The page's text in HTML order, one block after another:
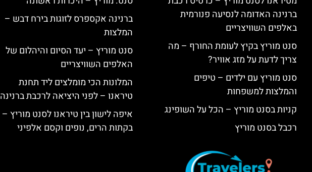
ברנינה האדומה לנסיעה פנורמית
באלפים השוויצריים
סנט מוריץ בקיץ לעומת החורף – מה
צריך לדעת על מזג אוויר?
סנט מוריץ עם ילדים – טיפים
והמלצות למשפחות
קניות בסנט מוריץ – הכל על השופינג
רכבל בסנט מוריץ
ברנינה אקספרס לזוגות בירח דבש –
המלצות
סנט מוריץ – יעד הסיום והיהלום של
האלפים השוויצריים
המלונות הכי מומלצים ליד תחנת
טיראנו – לפני היציאה לרכבת ברנינה
איפה לישון בין טיראנו לסנט מוריץ –
בקתות הרים, נופים וקסם אלפיני